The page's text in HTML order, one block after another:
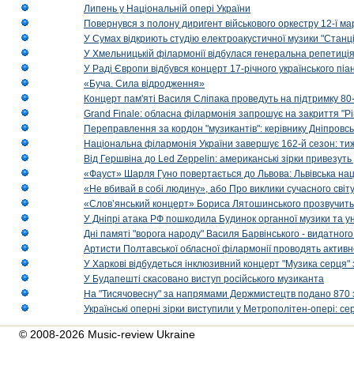
Липень у Національній опері України
Повернувся з полону диригент військового оркестру 12-ї
У Сумах відкриють студію електроакустичної музики
У Хмельницькій філармонії відбулася генеральна
У Раді Європи відбувся концерт 17-річного українського
«Буча. Сила відродження»
Концерт пам'яті Василя Сліпака проведуть на підтримку
Grand Finale: обласна філармонія запрошує на закриття
Переправлення за кордон "музикантів": керівнику
Національна філармонія України завершує 162-й сезон:
Від Гершвіна до Led Zeppelin: американські зірки
«Фауст» Шарля Гуно повертається до Львова: Львівська
«Не вбивай в собі людину», або Про виклики сучасного світу
«Слов’янський концерт» Бориса Лятошинського
У Дніпрі атака РФ пошкодила Будинок органної музики та
Дні памяті "ворога народу" Василя Барвінського -
Артисти Полтавської обласної філармонії проводять
У Харкові відбудеться інклюзивний концерт "Музика
У Будапешті скасовано виступ російського музиканта
На "Тисячовесну" за напрямами Держмистецтв подано 870
Українські оперні зірки виступили у Метрополітен-опері:
© 2008-2026 Music-review Ukraine